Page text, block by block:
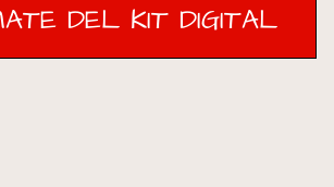
DEL KIT DIGITAL
DEL KIT DIGITAL